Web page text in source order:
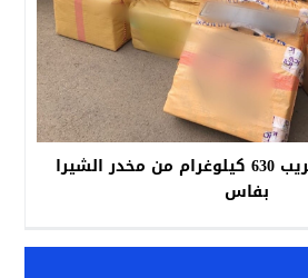
إحباط محاولة لتهريب 630 كيلوغرام من مخدر الشيرا
بفاس